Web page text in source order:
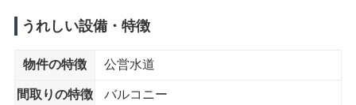
多々良診療所 まで6分
高根2号公園 まで9分
うれしい設備・特徴
物件の特徴 公営水道
間取りの特徴 バルコニー